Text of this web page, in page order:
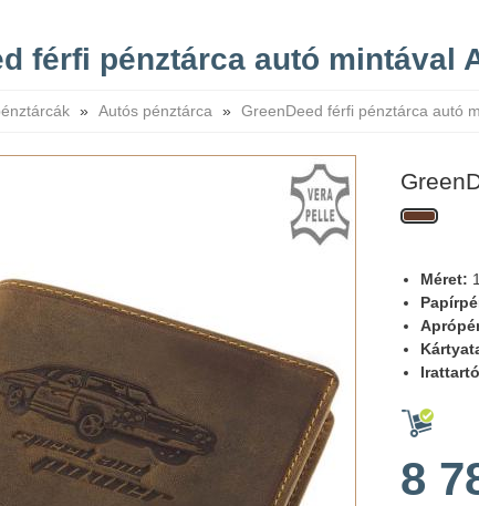
férfi pénztárca autó mintával
» Autós pénztárca » GreenDeed férfi pénztárca autó
Méret:
8